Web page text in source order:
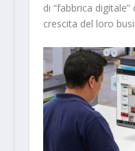
di “fabbrica
crescita del loro